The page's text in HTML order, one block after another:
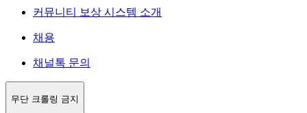
커뮤니티 보상 시스템 소개
채용
채널톡 문의
무단 크롤링 금지